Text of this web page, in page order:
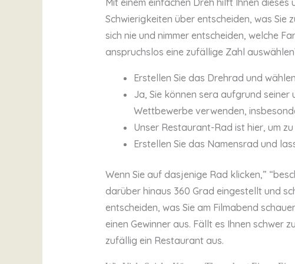
Schwierigkeiten über entscheiden, was Sie
sich nie und nimmer entscheiden, welche
anspruchslos eine zufällige Zahl
Erstellen Sie das Drehrad und
Ja, Sie können sera aufgrund
Wettbewerbe verwenden,
Unser Restaurant-Rad ist hier, um
Erstellen Sie das Namensrad und
Wenn Sie auf dasjenige Rad klicken,”
darüber hinaus 360 Grad eingestellt und
entscheiden, was Sie am Filmabend
einen Gewinner aus. Fällt es Ihnen schwer
zufällig ein Restaurant aus.